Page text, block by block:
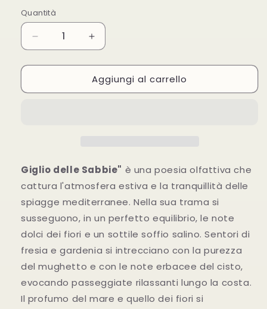
Quantità
Diminuisci
quantità
per
AMBIENTE
DELLE
SABBIE
Aumenta
quantità
per
RICARICA
AMBIENTE
DELLE
Aggiungi al carrello
Giglio delle Sabbie" è una poesia olfattiva che
cattura l'atmosfera estiva e la tranquillità delle
spiagge mediterranee. Nella sua trama si
susseguono, in un perfetto equilibrio, le note
dolci dei fiori e un sottile soffio salino. Sentori di
fresia e gardenia si intrecciano con la purezza
del mughetto e con le note erbacee del cisto,
evocando passeggiate rilassanti lungo la costa.
Il profumo del mare e quello dei fiori si